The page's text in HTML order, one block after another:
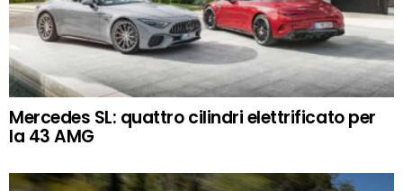
Mercedes SL: quattro cilindri elettrificato per
la 43 AMG